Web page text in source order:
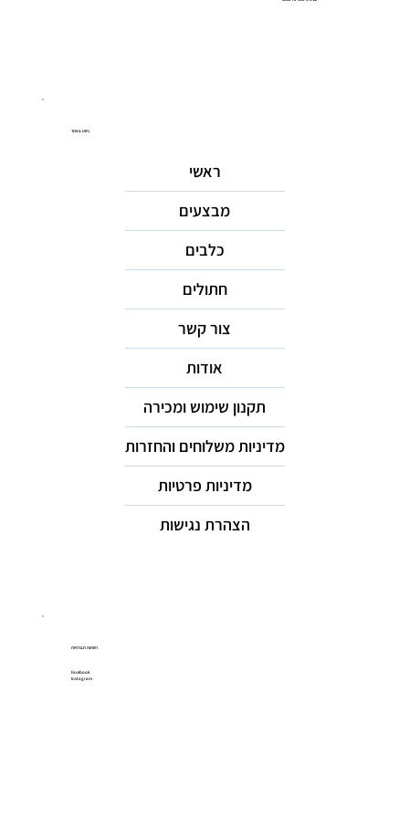
ניווט באתר
ראשי
מבצעים
כלבים
חתולים
צור קשר
אודות
תקנון שימוש ומכירה
מדיניות משלוחים והחזרות
מדיניות פרטיות
הצהרת נגישות
רשתות חברתיות
Facebook
Instagram